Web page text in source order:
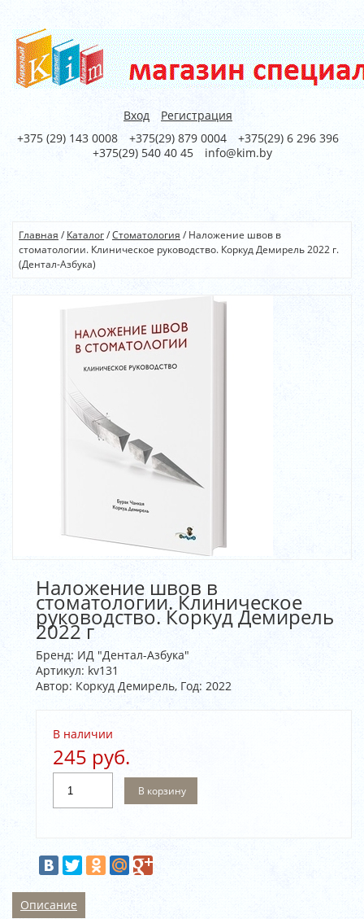
Вход
Регистрация
+375 (29) 143 0008
+375(29) 879 0004
+375(29) 6 296 396
+375(29) 540 40 45
info@kim.by
Главная /Каталог/Стоматология / Наложение швов в
стоматологии. Клиническое руководство. Коркуд Демирель 2022 г.
(Дентал-Азбука)
Наложение швов в
стоматологии. Клиническое
руководство. Коркуд Демирель
2022 г
Бренд: ИД "Дентал-Азбука"
Артикул: kv131
Автор: Коркуд Демирель, Год: 2022
В наличии
245 руб.
В корзину
Описание